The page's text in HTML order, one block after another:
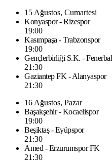
15 Ağustos, Cumartesi
Konyaspor - Rizespor
19:00
Kasımpaşa - Trabzonspor
19:00
Gençlerbirliği S.K. -
21:30
Gaziantep FK - Alanyaspor
21:30
16 Ağustos, Pazar
Başakşehir - Kocaelispor
19:00
Beşiktaş - Eyüpspor
21:30
Amed - Erzurumspor FK
21:30